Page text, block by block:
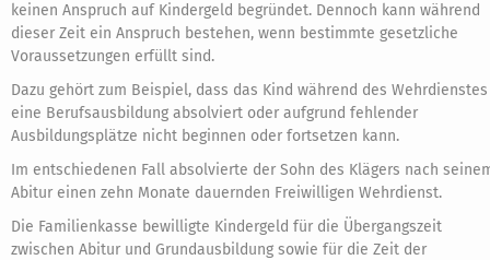
keinen Anspruch auf Kindergeld begründet. Dennoch kann während
dieser Zeit ein Anspruch bestehen, wenn bestimmte gesetzliche
Voraussetzungen erfüllt sind.
Dazu gehört zum Beispiel, dass das Kind während des Wehrdienstes
eine Berufsausbildung absolviert oder aufgrund fehlender
Ausbildungsplätze nicht beginnen oder fortsetzen kann.
Im entschiedenen Fall absolvierte der Sohn des Klägers nach
Abitur einen zehn Monate dauernden Freiwilligen Wehrdienst.
Die Familienkasse bewilligte Kindergeld für die Übergangszeit
zwischen Abitur und Grundausbildung sowie für die Zeit der